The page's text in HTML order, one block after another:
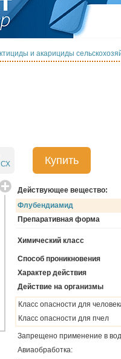
и акарициды
СХ
Купить
Действующее вещество:
Флубендиамид
Препаративная форма
Химический класс
Способ проникновения
Характер действия
Действие на организмы
Класс опасности для
Класс опасности для пчел
Запрещено применение в
Авиаобработка: